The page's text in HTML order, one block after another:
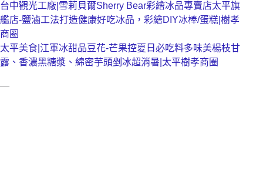
台中觀光工廠|雪莉貝爾Sherry Bear彩繪冰品專賣店太平旗
艦店-鹽滷工法打造健康好吃冰品，彩繪DIY冰棒/蛋糕|樹孝
商圈
太平美食|江軍冰甜品豆花-芒果控夏日必吃料多味美楊枝甘
露、香濃黑糖漿、綿密芋頭剉冰超消暑|太平樹孝商圈
—